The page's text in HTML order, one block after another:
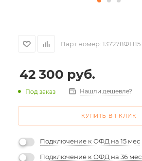
Парт номер: 137278ФН15
42 300 руб.
Под заказ Нашли дешевле?
КУПИТЬ В 1 КЛИК
Подключение к ОФД на 15 мес
Подключение к ОФД на 36 мес